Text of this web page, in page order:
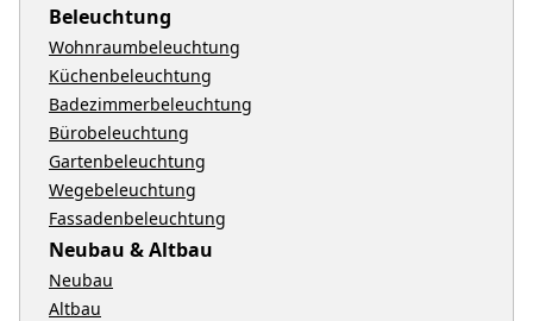
Beleuchtung
Wohnraumbeleuchtung
Küchenbeleuchtung
Badezimmerbeleuchtung
Bürobeleuchtung
Gartenbeleuchtung
Wegebeleuchtung
Fassadenbeleuchtung
Neubau & Altbau
Neubau
Altbau